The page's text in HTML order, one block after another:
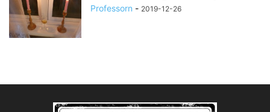
Professorn - 2019-12-26